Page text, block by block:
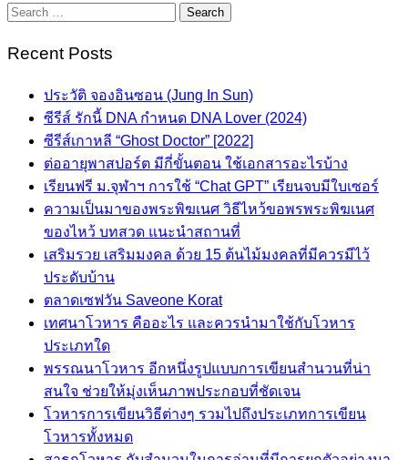
Search
Recent Posts
ประวัติ จองอินซอน (Jung In Sun)
ซีรีส์ รักนี้ DNA กำหนด DNA Lover (2024)
ซีรีส์เกาหลี “Ghost Doctor” [2022]
ต่ออายุพาสปอร์ต มีกี่ขั้นตอน ใช้เอกสารอะไรบ้าง
เรียนฟรี ม.จุฬาฯ การใช้ “Chat GPT” เรียนจบมีใบเซอร์
ความเป็นมาของพระพิฆเนศ วิธีไหว้ขอพรพระพิฆเนศ
ของไหว้ บทสวด แนะนำสถานที่
เสริมรวย เสริมมงคล ด้วย 15 ต้นไม้มงคลที่มีควรมีไว้
ประดับบ้าน
ตลาดเซฟวัน Saveone Korat
เทศนาโวหาร คืออะไร และควรนำมาใช้กับโวหาร
ประเภทใด
พรรณนาโวหาร อีกหนึ่งรูปแบบการเขียนสำนวนที่น่า
สนใจ ช่วยให้มุ่งเห็นภาพประกอบที่ชัดเจน
โวหารการเขียนวิธีต่างๆ รวมไปถึงประเภทการเขียน
โวหารทั้งหมด